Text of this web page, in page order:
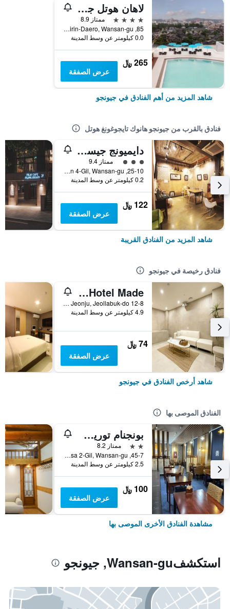
لاهان هوتل جيونجو
4 نجوم
ممتاز 8.9
85, Girin-Daero, Wansan-gu, جيونجو, كوريا الجنوبية
0.0 كيلومتر عن وسط المدينة
265 ﷼
عرض الصفقة
شاهد المزيد من أهم الفنادق في جيونجو
فنادق بالقرب من جيونجو هانوك تايجوغونغ هوتل
دايميونج جيست هاوس
تقييم فئة 3ممتاز 9.4
25-10, Pungnammun 4-Gil, Wansan-gu, جيونجو, كوريا الجنوبية
0.2 كيلومتر عن وسط المدينة
122 ﷼
عرض الصفقة
شاهد المزيد من الفنادق القريبة
فنادق رخيصة في جيونجو
Jeonju Sanjeongdong Hotel Made
12-8 Sanjeong 2-Gil, Deokjin-gu, Jeonju, Jeollabuk-do, جيونجو, كوريا الجنوبية
4.9 كيلومتر عن وسط المدينة
74 ﷼
عرض الصفقة
شاهد أرخص الفنادق في جيونجو
الفنادق الموصى بها
بونجنام توريست هوتل
2 نجمتين
ممتاز 8.2
45-7, Jeonjugaeksa 2-Gil, Wansan-gu, جيونجو, كوريا الجنوبية
2.5 كيلومتر عن وسط المدينة
100 ﷼
عرض الصفقة
مشاهدة الفنادق الأخرى الموصى بها
استكشفWansan-gu, جيونجو